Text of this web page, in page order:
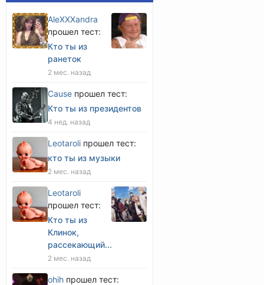
AleXXXandra
прошел тест:
Кто ты из
ранеток
2 мес. назад
Cause прошел тест:
Кто ты из президентов
4 нед. назад
Leotaroli прошел тест:
кто ты из музыки
2 мес. назад
Leotaroli
прошел тест:
Кто ты из
Клинок,
рассекающий...
2 мес. назад
оhih прошел тест: